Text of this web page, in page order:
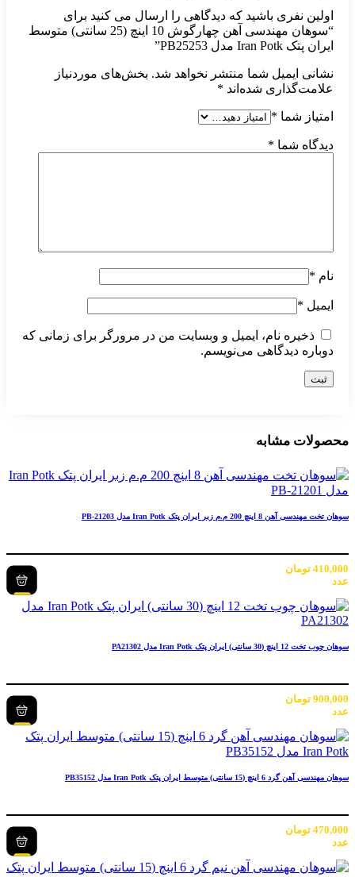
اولین نفری باشید که دیدگاهی را ارسال می کنید برای
“سوهان مهندسی آهن چهارگوش 10 اینچ (25 سانتی) متوسط
ایران پتک Iran Potk مدل PB25253”
نشانی ایمیل شما منتشر نخواهد شد. بخش‌های موردنیاز
علامت‌گذاری شده‌اند *
امتیاز شما *
دیدگاه شما *
نام *
ایمیل *
ذخیره نام، ایمیل و وبسایت من در مرورگر برای زمانی که
دوباره دیدگاهی می‌نویسم.
محصولات مشابه
سوهان تخت مهندسی آهن 8 اینچ 200 م.م زبر ایران پتک Iran Potk مدل PB-21203
410,000 تومان
عدد
سوهان چوب تخت 12 اینچ (30 سانتی) ایران پتک Iran Potk مدل PA21302
900,000 تومان
عدد
سوهان مهندسی آهن گرد 6 اینچ (15 سانتی) متوسط ایران پتک Iran Potk مدل PB35152
470,000 تومان
عدد